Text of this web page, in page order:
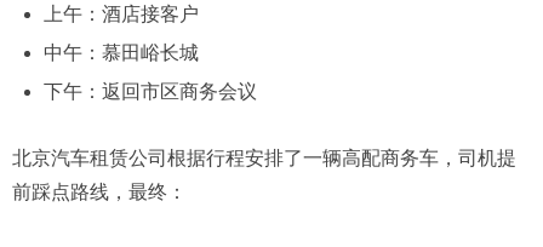
上午：酒店接客户
中午：慕田峪长城
下午：返回市区商务会议
北京汽车租赁公司根据行程安排了一辆高配商务车，司机提
前踩点路线，最终：